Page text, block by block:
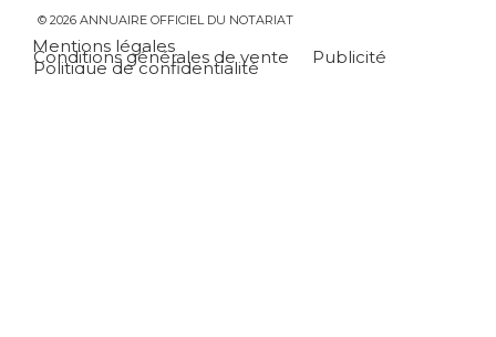
© 2026 ANNUAIRE OFFICIEL DU NOTARIAT
Mentions légales
Conditions générales de vente Publicité
Politique de confidentialité